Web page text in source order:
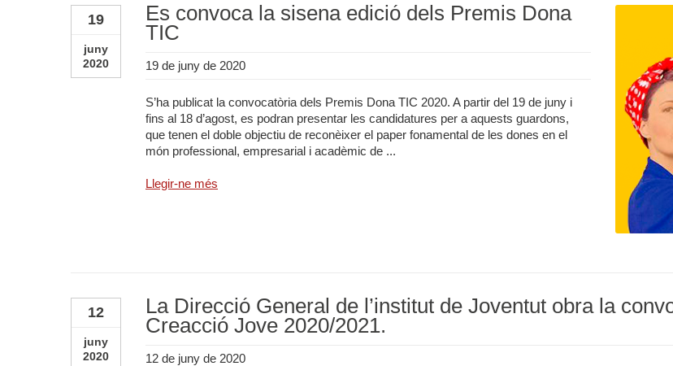
19
juny
2020
Es convoca la sisena edició dels Premis Dona
TIC
19 de juny de 2020
S’ha publicat la convocatòria dels Premis Dona TIC 2020. A partir del 19 de juny i
fins al 18 d’agost, es podran presentar les candidatures per a aquests guardons,
que tenen el doble objectiu de reconèixer el paper fonamental de les dones en el
món professional, empresarial i acadèmic de ...
Llegir-ne més
12
juny
2020
La Direcció General de l’institut de Joventut obra la
Creacció Jove 2020/2021.
12 de juny de 2020